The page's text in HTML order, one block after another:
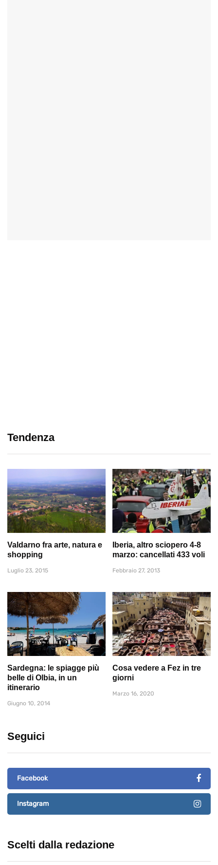
Tendenza
Valdarno fra arte, natura e
shopping
Luglio 23, 2015
Iberia, altro sciopero 4-8
marzo: cancellati 433 voli
Febbraio 27, 2013
Sardegna: le spiagge più
belle di Olbia, in un
itinerario
Giugno 10, 2014
Cosa vedere a Fez in tre
giorni
Marzo 16, 2020
Seguici
Facebook
Instagram
Scelti dalla redazione